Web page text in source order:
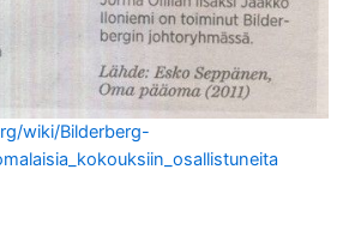
wiki/Bilderberg-